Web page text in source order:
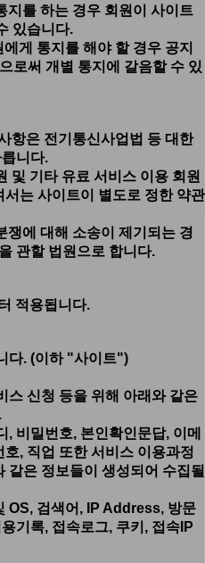
를 하는 경우 회원이 사이트
있습니다.
게 통지를 해야 할 경우 공지
로써 개별 통지에 갈음할 수 있
항은 전기통신사업법 등 대한
니다.
및 기타 유료 서비스 이용 회원
는 사이트이 별도로 정한 약관
에 대해 소송이 제기되는 경
관할 법원으로 합니다.
적용됩니다.
다. (이하 "사이트")
신청 등을 위해 아래와 같은
비밀번호, 본인확인문답, 이메
, 직업 또한 서비스 이용과정
같은 정보들이 생성되어 수집될
검색어, IP Address, 방문
기록, 접속로그, 쿠키, 접속IP